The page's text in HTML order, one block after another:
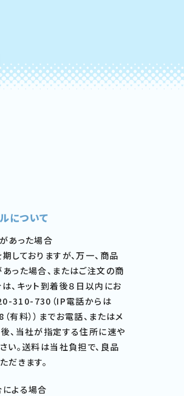
について
あった場合
しておりますが、万一、商品
った場合、またはご注文の商
、キット到着後８日以内にお
310-730（IP電話からは
料））までお電話、またはメ
、当社が指定する住所に速や
い。送料は当社負担で、良品
だきます。
よる場合